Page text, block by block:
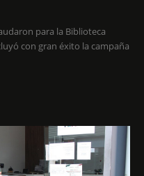
para la Biblioteca